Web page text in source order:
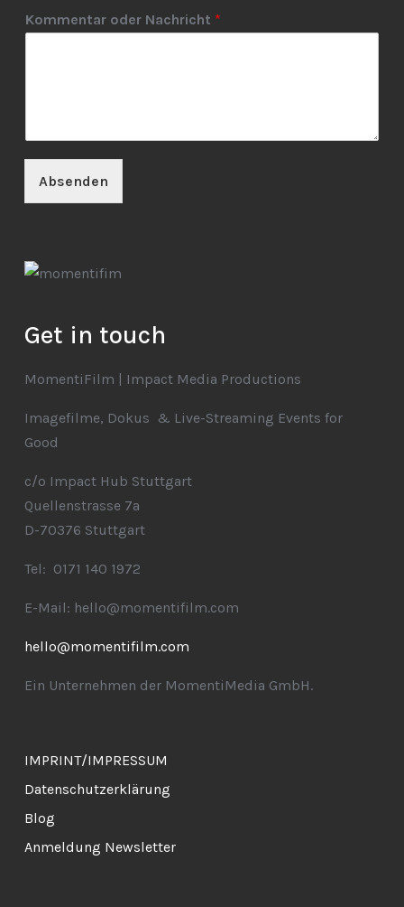
Kommentar oder Nachricht *
Absenden
Get in touch
MomentiFilm | Impact Media Productions
Imagefilme, Dokus & Live-Streaming Events for
Good
c/o Impact Hub Stuttgart
Quellenstrasse 7a
D-70376 Stuttgart
Tel: 0171 140 1972
E-Mail: hello@momentifilm.com
hello@momentifilm.com
Ein Unternehmen der MomentiMedia GmbH.
IMPRINT/IMPRESSUM
Datenschutzerklärung
Blog
Anmeldung Newsletter